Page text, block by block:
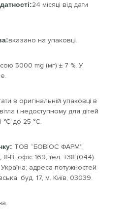
24 місяці від дати
вказано на упаковці.
5000 mg (мг) ± 7 %. У
в оригінальній упаковці в
і недоступному для дітей
°С до 25 °С.
ТОВ “БОВІОС ФАРМ”,
В, офіс 169, тел. +38 (044)
адреса потужностей
буд. 17, м. Київ, 03039.